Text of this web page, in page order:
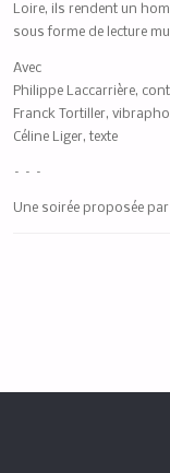
Loire, ils rendent un
sous forme de lecture
Avec
Philippe Laccarrière,
Franck Tortiller,
Céline Liger, texte
– – –
Une soirée proposée